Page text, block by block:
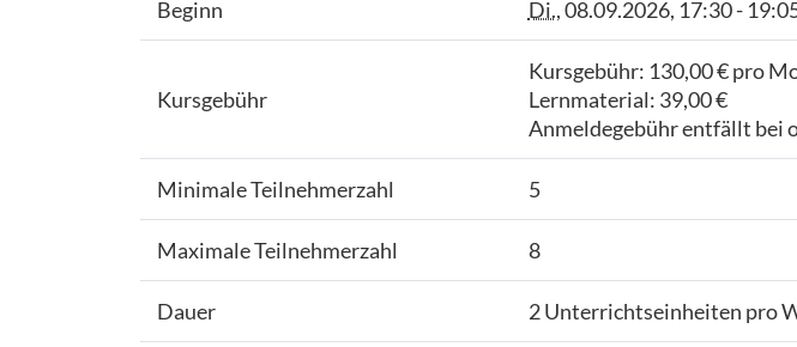
Beginn Di., 08.09.2026, 17:30 -
Kursgebühr
Kursgebühr: 130,00 € pro
Lernmaterial: 39,00 €
Anmeldegebühr entfällt bei
Minimale Teilnehmerzahl 5
Maximale Teilnehmerzahl 8
Dauer 2 Unterrichtseinheiten pro